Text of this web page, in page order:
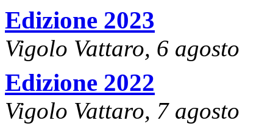
Edizione 2023
Vigolo Vattaro, 6 agosto
Edizione 2022
Vigolo Vattaro, 7 agosto